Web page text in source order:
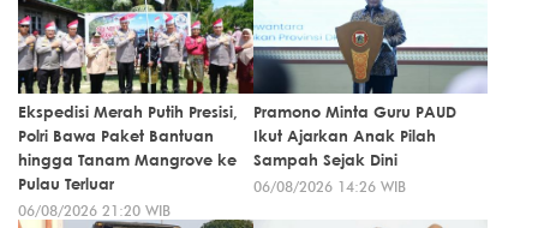
Ekspedisi Merah Putih Presisi,
Polri Bawa Paket Bantuan
hingga Tanam Mangrove ke
Pulau Terluar
06/08/2026 21:20 WIB
Pramono Minta Guru PAUD
Ikut Ajarkan Anak Pilah
Sampah Sejak Dini
06/08/2026 14:26 WIB